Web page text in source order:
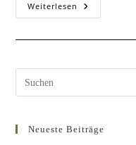
Weiterlesen
Neueste Beiträge